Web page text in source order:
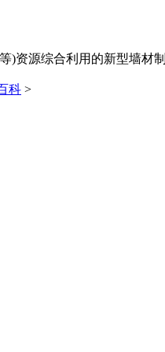
)资源综合利用的新型墙材
科 >